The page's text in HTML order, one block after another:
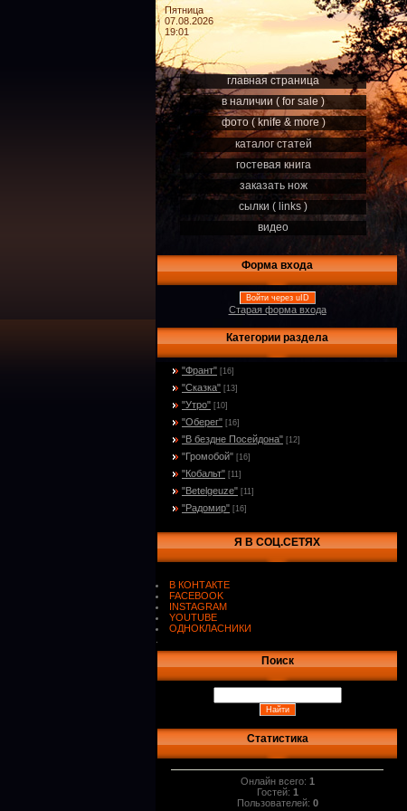
Пятница
07.08.2026
19:01
главная страница
в наличии ( for sale )
фото ( knife & more )
каталог статей
гостевая книга
заказать нож
сылки ( links )
видео
Форма входа
Войти через uID
Старая форма входа
Категории раздела
"Франт" [16]
"Сказка" [13]
"Утро" [10]
"Оберег" [16]
"В бездне Посейдона" [12]
"Громобой" [16]
"Кобальт" [11]
"Betelgeuze" [11]
"Радомир" [16]
Я В СОЦ.СЕТЯХ
В КОНТАКТЕ
FACEBOOK
INSTAGRAM
YOUTUBE
ОДНОКЛАСНИКИ
Поиск
Статистика
Онлайн всего: 1
Гостей: 1
Пользователей: 0